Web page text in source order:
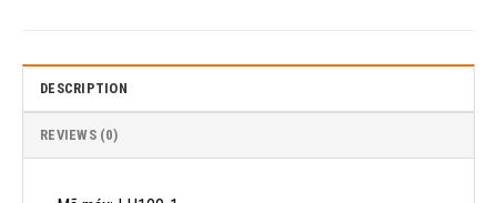
DESCRIPTION
REVIEWS (0)